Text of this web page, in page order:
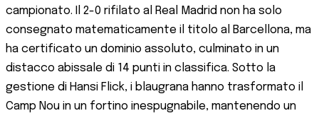
campionato. Il 2-0 rifilato al Real Madrid non ha solo
consegnato matematicamente il titolo al Barcellona, ma
ha certificato un dominio assoluto, culminato in un
distacco abissale di 14 punti in classifica. Sotto la
gestione di Hansi Flick, i blaugrana hanno trasformato il
Camp Nou in un fortino inespugnabile, mantenendo un